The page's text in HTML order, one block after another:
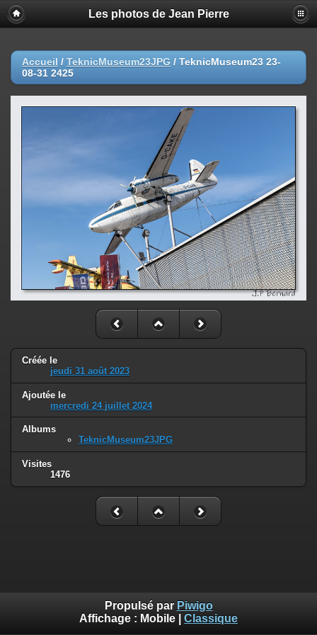
Les photos de Jean Pierre
Accueil / TeknicMuseum23JPG / TeknicMuseum23 23-
08-31 2425
Créée le
jeudi 31 août 2023
Ajoutée le
mercredi 24 juillet 2024
Albums
TeknicMuseum23JPG
Visites
1476
Propulsé par Piwigo
Affichage : Mobile Classique